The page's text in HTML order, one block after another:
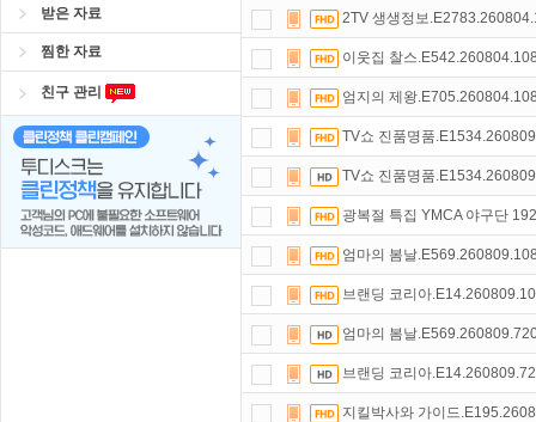
받은 자료
찜한 자료
친구 관리
2TV 생생정보
이웃집 찰스
엄지의 제왕
TV쇼 진품명품
TV쇼 진품명품
광복절 특집 YMCA 야구단
엄마의 봄날
브랜딩 코리아
엄마의 봄날
브랜딩 코리아
지킬박사와 가이드